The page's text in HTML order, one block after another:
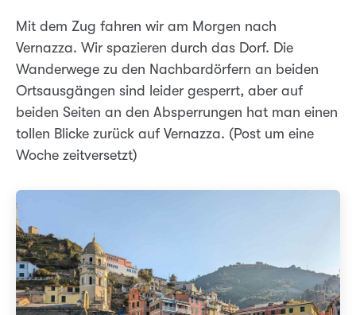
Mit dem Zug fahren wir am Morgen nach
Vernazza. Wir spazieren durch das Dorf. Die
Wanderwege zu den Nachbardörfern an beiden
Ortsausgängen sind leider gesperrt, aber auf
beiden Seiten an den Absperrungen hat man einen
tollen Blicke zurück auf Vernazza. (Post um eine
Woche zeitversetzt)